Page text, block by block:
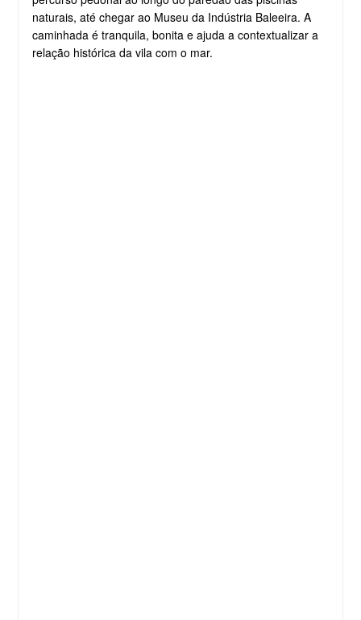
naturais, até chegar ao Museu da Indústria Baleeira. A
caminhada é tranquila, bonita e ajuda a contextualizar a
relação histórica da vila com o mar.